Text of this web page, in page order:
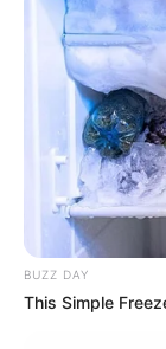
BUZZ DAY
This Simple